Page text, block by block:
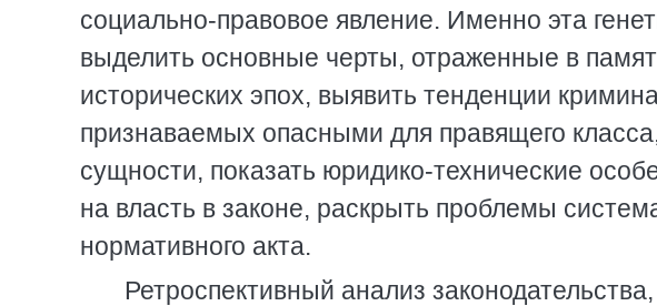
социально-правовое явление. Именно эта
выделить основные черты, отраженные в
исторических эпох, выявить тенденции
признаваемых опасными для правящего
сущности, показать юридико-технические
на власть в законе, раскрыть проблемы
нормативного акта.
Ретроспективный анализ